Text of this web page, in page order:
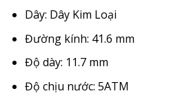
Dây: Dây Kim Loại
Đường kính: 41.6 mm
Độ dày: 11.7 mm
Độ chịu nước: 5ATM